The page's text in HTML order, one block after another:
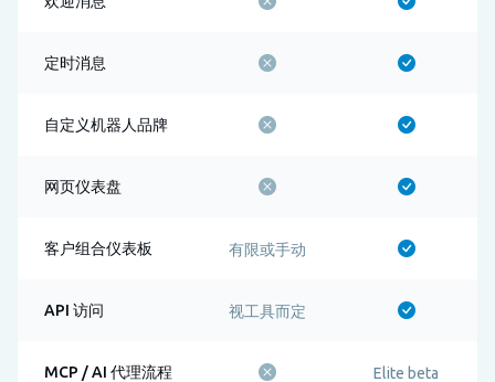
定时消息
自定义机器人品牌
网页仪表盘
客户组合仪表板 有限或手动
API 访问 视工具而定
MCP / AI 代理流程 Elite beta